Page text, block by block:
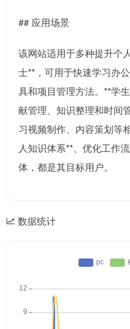
## 应用场景
该网站适用于多种提升个
士**，可用于快速学习办
具和项目管理方法。**学
献管理、知识整理和时间
习视频制作、内容策划等
人知识体系**、优化工作
体，都是其目标用户。
数据统计